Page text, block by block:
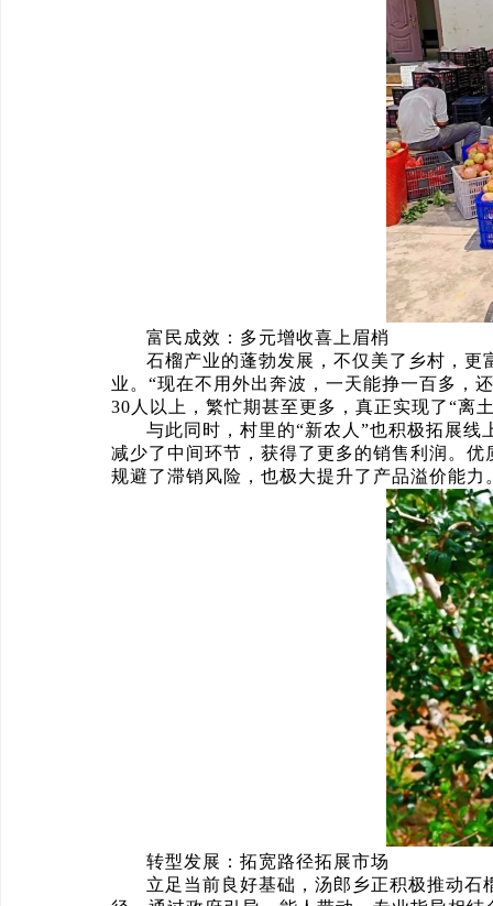
富民成效：多元增收喜上眉梢
石榴产业的蓬勃发展，不仅美了乡村，更
业。“现在不用外出奔波，一天能挣一百多，
30人以上，繁忙期甚至更多，真正实现了“离
与此同时，村里的“新农人”也积极拓展
减少了中间环节，获得了更多的销售利润。
规避了滞销风险，也极大提升了产品溢价能力
转型发展：拓宽路径拓展市场
立足当前良好基础，汤郎乡正积极推动石